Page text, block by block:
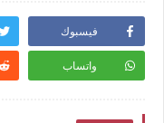
فيسبوك
واتساب